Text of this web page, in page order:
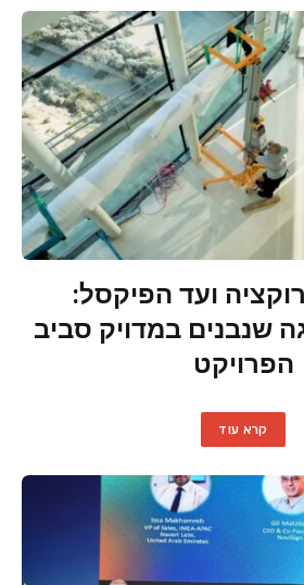
ועד הפיקסל:
שנבנים במדויק סביב
הפרויקט
קרא עוד